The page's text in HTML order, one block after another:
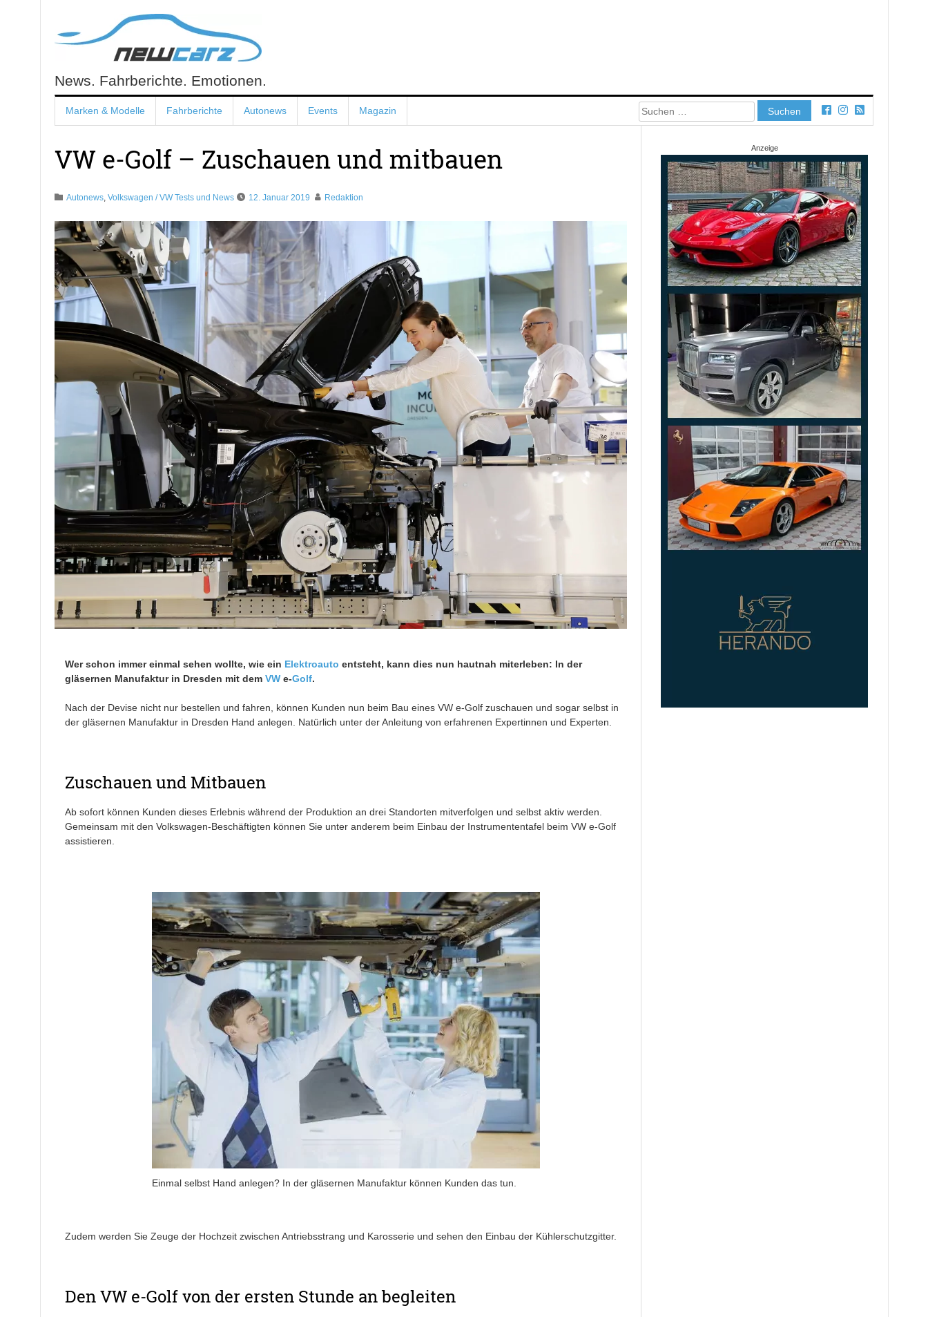
content
NewCarz.de
News. Fahrberichte. Emotionen.
Marken & Modelle Fahrberichte Autonews Events Magazin
Suchen
nach:
VW e-Golf – Zuschauen und mitbauen
Autonews, Volkswagen / VW Tests und News 12. Januar 2019 Redaktion
Wer schon immer einmal sehen wollte, wie ein Elektroauto entsteht, kann dies nun hautnah miterleben: In der
gläsernen Manufaktur in Dresden mit dem VWe-Golf.
Nach der Devise nicht nur bestellen und fahren, können Kunden nun beim Bau eines VW e-Golf zuschauen und sogar selbst in
der gläsernen Manufaktur in Dresden Hand anlegen. Natürlich unter der Anleitung von erfahrenen Expertinnen und Experten.
Zuschauen und Mitbauen
Ab sofort können Kunden dieses Erlebnis während der Produktion an drei Standorten mitverfolgen und selbst aktiv werden.
Gemeinsam mit den Volkswagen-Beschäftigten können Sie unter anderem beim Einbau der Instrumententafel beim VW e-Golf
assistieren.
Einmal selbst Hand anlegen? In der gläsernen Manufaktur können Kunden das tun.
Zudem werden Sie Zeuge der Hochzeit zwischen Antriebsstrang und Karosserie und sehen den Einbau der Kühlerschutzgitter.
Den VW e-Golf von der ersten Stunde an begleiten
Anzeige